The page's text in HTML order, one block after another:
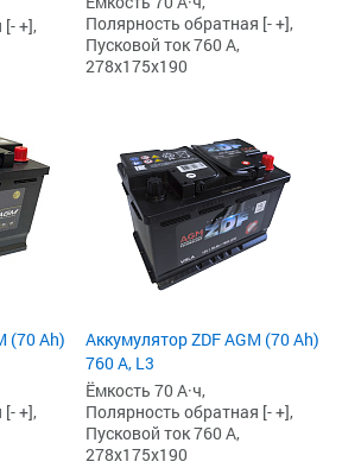
+],
Полярность обратная [- +],
Пусковой ток 760 А,
278x175x190
(70 Ah)
+],
Аккумулятор ZDF AGM (70 Ah)
760 А, L3
Ёмкость 70 А·ч,
Полярность обратная [- +],
Пусковой ток 760 А,
278x175x190